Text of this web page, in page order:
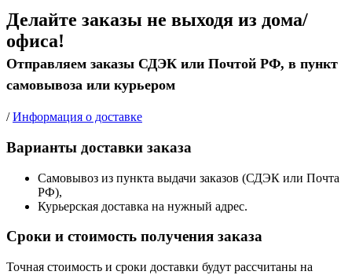
Делайте заказы не выходя из дома/
офиса!
Отправляем заказы СДЭК или Почтой РФ, в пункт
самовывоза или курьером
/Информация о доставке
Варианты доставки заказа
Самовывоз из пункта выдачи заказов (СДЭК или Почта
РФ),
Курьерская доставка на нужный адрес.
Сроки и стоимость получения заказа
Точная стоимость и сроки доставки будут рассчитаны на